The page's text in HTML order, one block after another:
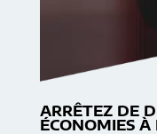
ARRÊTEZ DE
ÉCONOMIES